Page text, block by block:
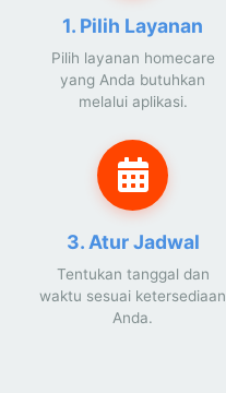
1. Pilih Layanan
Pilih layanan homecare
yang Anda butuhkan
melalui aplikasi.
3. Atur Jadwal
Tentukan tanggal dan
waktu sesuai ketersediaan
Anda.